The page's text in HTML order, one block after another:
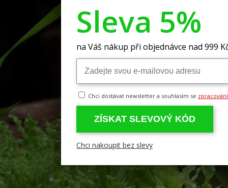
Sleva 5%
na Váš nákup při objednávce nad 999
Chci dostávat newsletter a souhlasím se
ZÍSKAT SLEVOVÝ KÓD
Chci nakoupit bez slevy